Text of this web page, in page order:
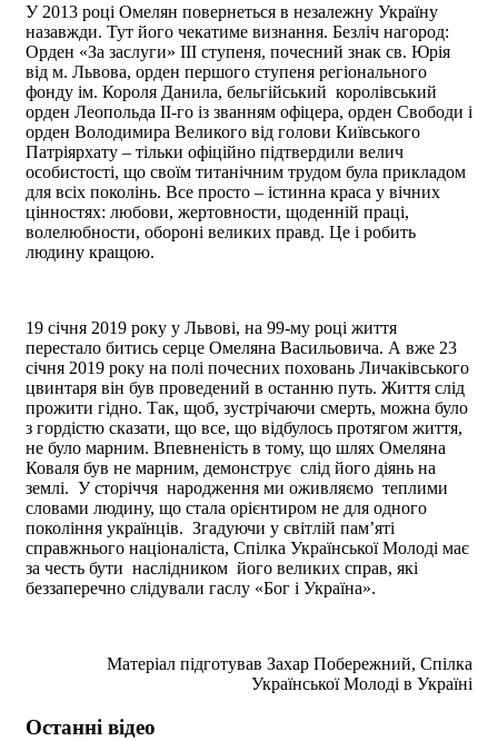
У 2013 році Омелян повернеться в незалежну Україну
назавжди. Тут його чекатиме визнання. Безліч нагород:
Орден «За заслуги» III ступеня, почесний знак св. Юрія
від м. Львова, орден першого ступеня регіонального
фонду ім. Короля Данила, бельгійський королівський
орден Леопольда II-го із званням офіцера, орден Свободи і
орден Володимира Великого від голови Київського
Патріярхату – тільки офіційно підтвердили велич
особистості, що своїм титанічним трудом була прикладом
для всіх поколінь. Все просто – істинна краса у вічних
цінностях: любови, жертовности, щоденній праці,
волелюбности, обороні великих правд. Це і робить
людину кращою.
19 січня 2019 року у Львові, на 99-му році життя
перестало битись серце Омеляна Васильовича. А вже 23
січня 2019 року на полі почесних поховань Личаківського
цвинтаря він був проведений в останню путь. Життя слід
прожити гідно. Так, щоб, зустрічаючи смерть, можна було
з гордістю сказати, що все, що відбулось протягом життя,
не було марним. Впевненість в тому, що шлях Омеляна
Коваля був не марним, демонструє слід його діянь на
землі. У сторіччя народження ми оживляємо теплими
словами людину, що стала орієнтиром не для одного
покоління українців. Згадуючи у світлій пам’яті
справжнього націоналіста, Спілка Української Молоді має
за честь бути наслідником його великих справ, які
беззаперечно слідували гаслу «Бог і Україна».
Матеріал підготував Захар Побережний, Спілка
Української Молоді в Україні
Останні відео